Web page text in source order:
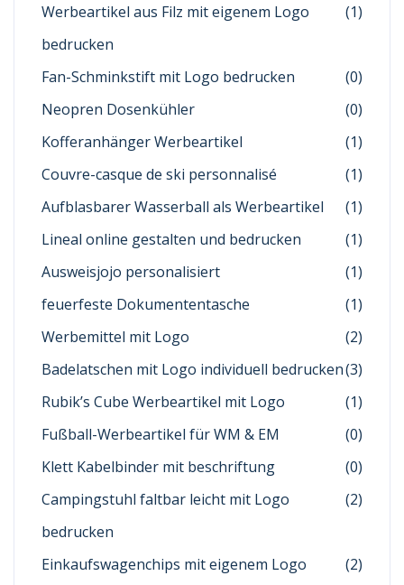
Werbeartikel aus Filz mit eigenem Logo
bedrucken
(1)
Fan-Schminkstift mit Logo bedrucken
(0)
Neopren Dosenkühler
(0)
Kofferanhänger Werbeartikel
(1)
Couvre-casque de ski personnalisé
(1)
Aufblasbarer Wasserball als Werbeartikel
(1)
Lineal online gestalten und bedrucken
(1)
Ausweisjojo personalisiert
(1)
feuerfeste Dokumententasche
(1)
Werbemittel mit Logo
(2)
Badelatschen mit Logo individuell bedrucken(3)
Rubik’s Cube Werbeartikel mit Logo
(1)
Fußball-Werbeartikel für WM & EM
(0)
Klett Kabelbinder mit beschriftung
(0)
Campingstuhl faltbar leicht mit Logo
bedrucken
(2)
Einkaufswagenchips mit eigenem Logo
(2)